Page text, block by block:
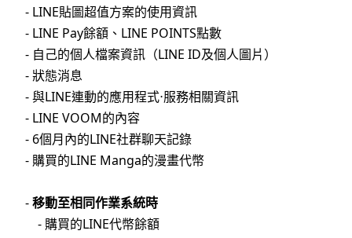
- LINE貼圖超值方案的使用資訊
- LINE Pay餘額、LINE POINTS點數
- 自己的個人檔案資訊（LINE ID及個人圖片）
- 狀態消息
- 與LINE連動的應用程式⋅服務相關資訊
- LINE VOOM的內容
- 6個月內的LINE社群聊天記錄
- 購買的LINE Manga的漫畫代幣
-移動至相同作業系統時
- 購買的LINE代幣餘額